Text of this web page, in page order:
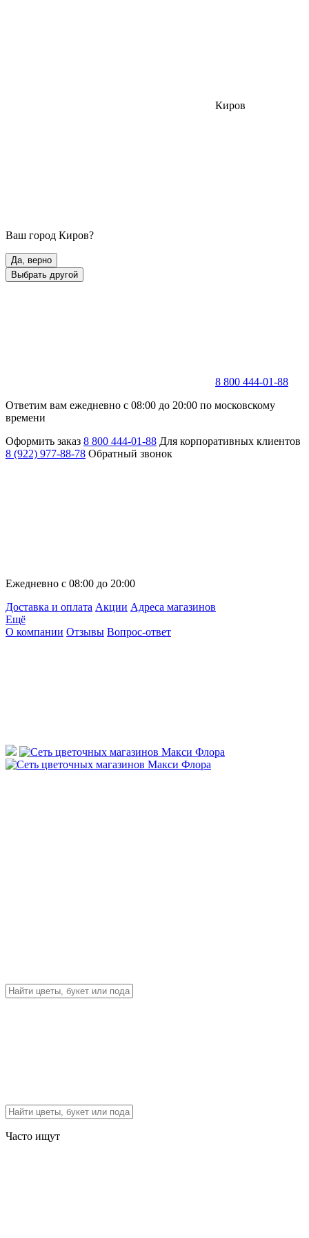
Киров
Ваш город Киров?
Да, верно
Выбрать другой
8 800 444-01-88
Ответим вам ежедневно с 08:00 до 20:00 по московскому
времени
Оформить заказ 8 800 444-01-88 Для корпоративных клиентов
8 (922) 977-88-78 Обратный звонок
Ежедневно с 08:00 до 20:00
Доставка и оплата Акции Адреса магазинов
Ещё
О компании Отзывы Вопрос-ответ
Часто ищут